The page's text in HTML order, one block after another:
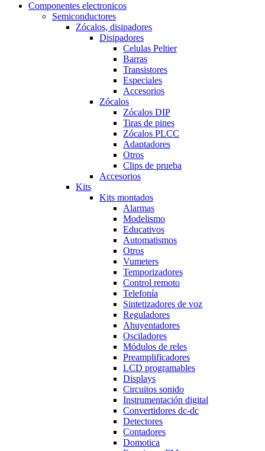
Componentes electronicos
Semiconductores
Zócalos, disipadores
Disipadores
Celulas Peltier
Barras
Transistores
Especiales
Accesorios
Zócalos
Zócalos DIP
Tiras de pines
Zócalos PLCC
Adaptadores
Otros
Clips de prueba
Accesorios
Kits
Kits montados
Alarmas
Modelismo
Educativos
Automatismos
Otros
Vumeters
Temporizadores
Control remoto
Telefonía
Sintetizadores de voz
Reguladores
Ahuyentadores
Osciladores
Módulos de reles
Preamplificadores
LCD programables
Displays
Circuitos sonido
Instrumentación digital
Convertidores dc-dc
Detectores
Contadores
Domotica